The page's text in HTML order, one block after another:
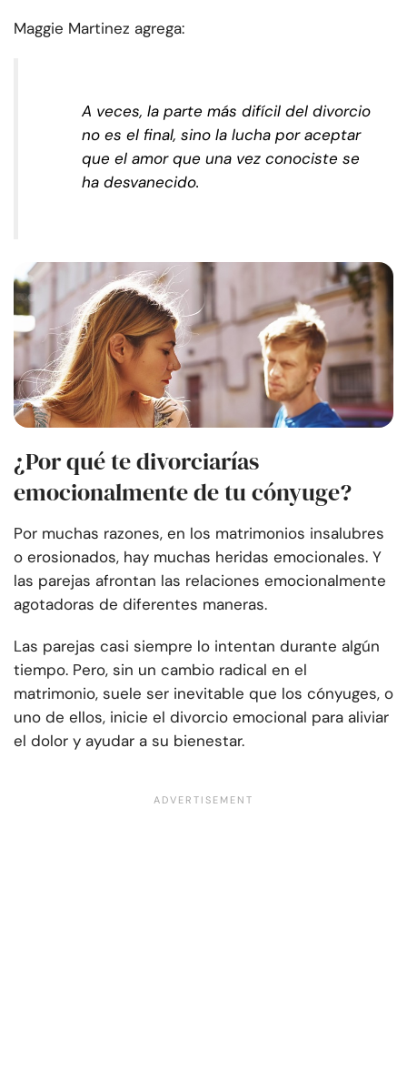
Maggie Martinez agrega:
A veces, la parte más difícil del divorcio
no es el final, sino la lucha por aceptar
que el amor que una vez conociste se
ha desvanecido.
¿Por qué te divorciarías
emocionalmente de tu cónyuge?
Por muchas razones, en los matrimonios insalubres
o erosionados, hay muchas heridas emocionales. Y
las parejas afrontan las relaciones emocionalmente
agotadoras de diferentes maneras.
Las parejas casi siempre lo intentan durante algún
tiempo. Pero, sin un cambio radical en el
matrimonio, suele ser inevitable que los cónyuges, o
uno de ellos, inicie el divorcio emocional para aliviar
el dolor y ayudar a su bienestar.